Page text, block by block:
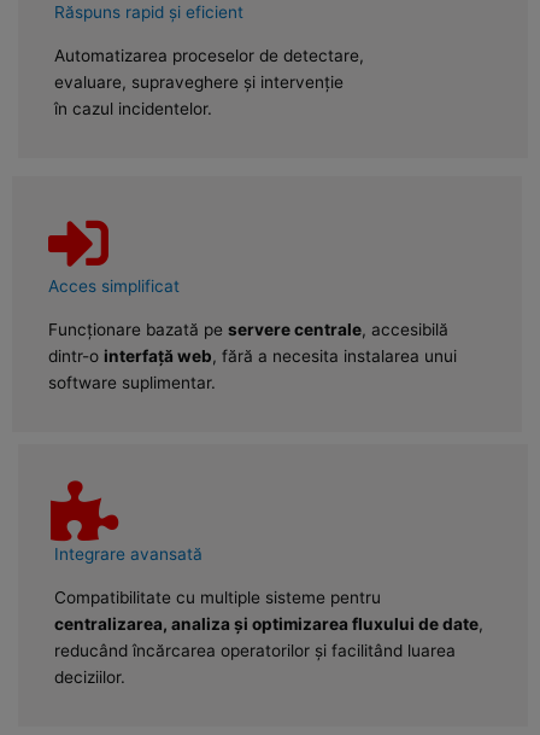
Răspuns rapid și eficient
Automatizarea proceselor de detectare,
evaluare, supraveghere și intervenție
în cazul incidentelor.
Acces simplificat
Funcționare bazată pe servere centrale, accesibilă
dintr-o interfață web, fără a necesita instalarea unui
software suplimentar.
Integrare avansată
Compatibilitate cu multiple sisteme pentru
centralizarea, analiza și optimizarea fluxului de date,
reducând încărcarea operatorilor și facilitând luarea
deciziilor.